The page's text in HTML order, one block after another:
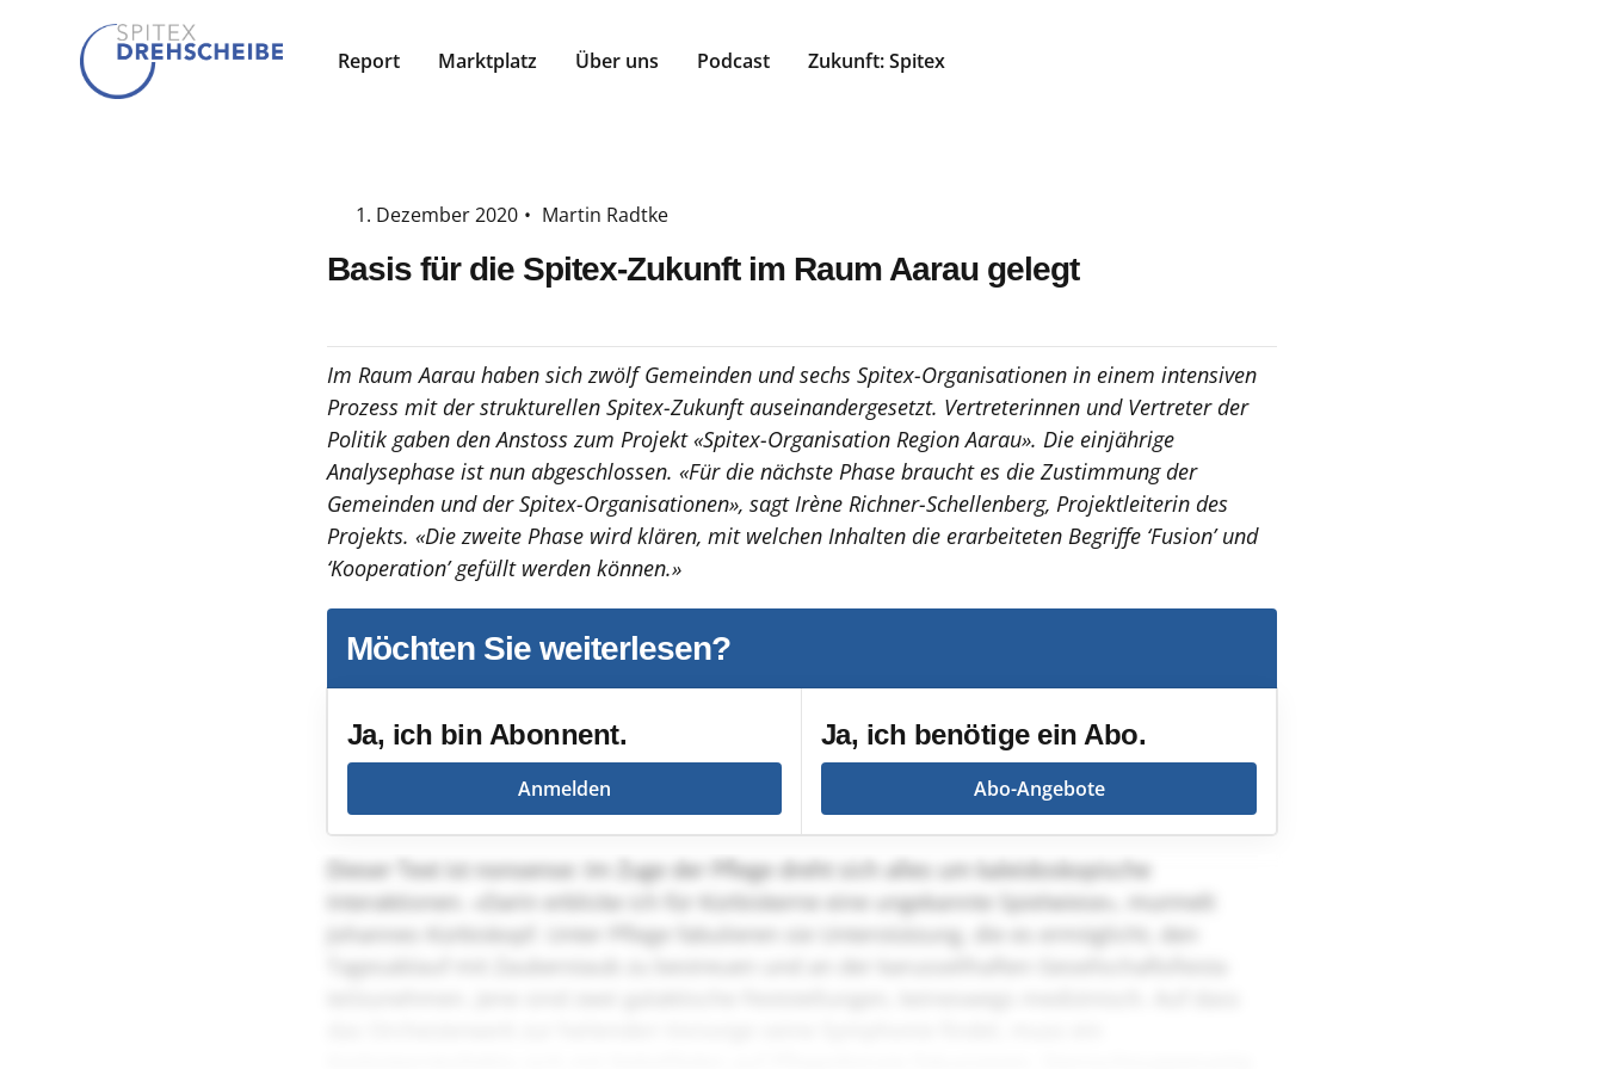
Report Marktplatz Über uns Podcast Zukunft: Spitex
1. Dezember 2020 • Martin Radtke
Basis für die Spitex-Zukunft im Raum Aarau gelegt
Im Raum Aarau haben sich zwölf Gemeinden und sechs Spitex-Organisationen in einem intensiven
Prozess mit der strukturellen Spitex-Zukunft auseinandergesetzt. Vertreterinnen und Vertreter der
Politik gaben den Anstoss zum Projekt «Spitex-Organisation Region Aarau». Die einjährige
Analysephase ist nun abgeschlossen. «Für die nächste Phase braucht es die Zustimmung der
Gemeinden und der Spitex-Organisationen», sagt Irène Richner-Schellenberg, Projektleiterin des
Projekts. «Die zweite Phase wird klären, mit welchen Inhalten die erarbeiteten Begriffe ‘Fusion’ und
‘Kooperation’ gefüllt werden können.»
Möchten Sie weiterlesen?
Ja, ich bin Abonnent.
Anmelden
Ja, ich benötige ein Abo.
Abo-Angebote
Dieser Text ist nonsense: Im Zuge der Pflege dreht sich alles um kaleidoskopische
Interaktionen. «Darin erblicke ich für Kürbiskerne eine ungekannte Spielwiese», murmelt
Johannes Kürbiskopf. Unter Pflege fabulieren sie Unterstützung, die es ermöglicht, den